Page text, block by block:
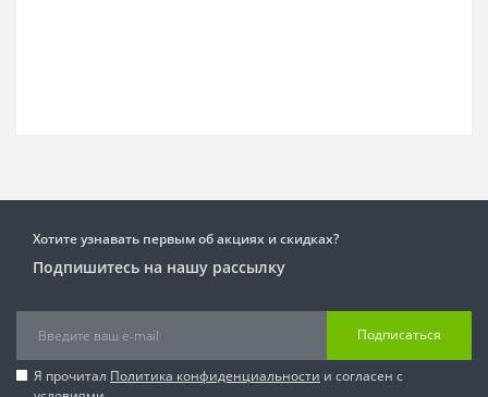
Хотите узнавать первым об акциях и скидках?
Подпишитесь на нашу рассылку
Подписаться
Я прочитал Политика конфиденциальности и согласен с